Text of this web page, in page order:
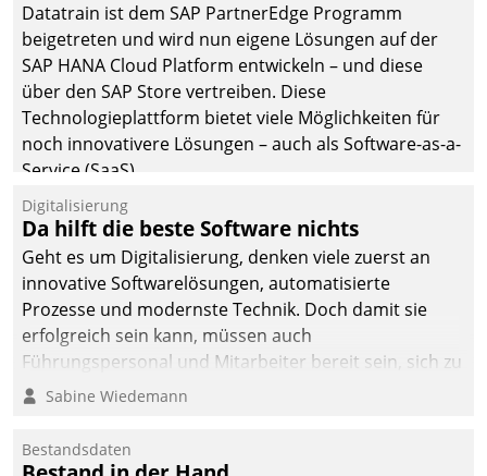
Datatrain ist dem SAP PartnerEdge Programm
beigetreten und wird nun eigene Lösungen auf der
SAP HANA Cloud Platform entwickeln – und diese
über den SAP Store vertreiben. Diese
Technologieplattform bietet viele Möglichkeiten für
noch innovativere Lösungen – auch als Software-as-a-
Service (SaaS).
Digitalisierung
Da hilft die beste Software nichts
Geht es um Digitalisierung, denken viele zuerst an
innovative Softwarelösungen, automatisierte
Prozesse und modernste Technik. Doch damit sie
erfolgreich sein kann, müssen auch
Führungspersonal und Mitarbeiter bereit sein, sich zu
verändern und anzupassen, sonst werden sie an ihr
Sabine Wiedemann
Bestandsdaten